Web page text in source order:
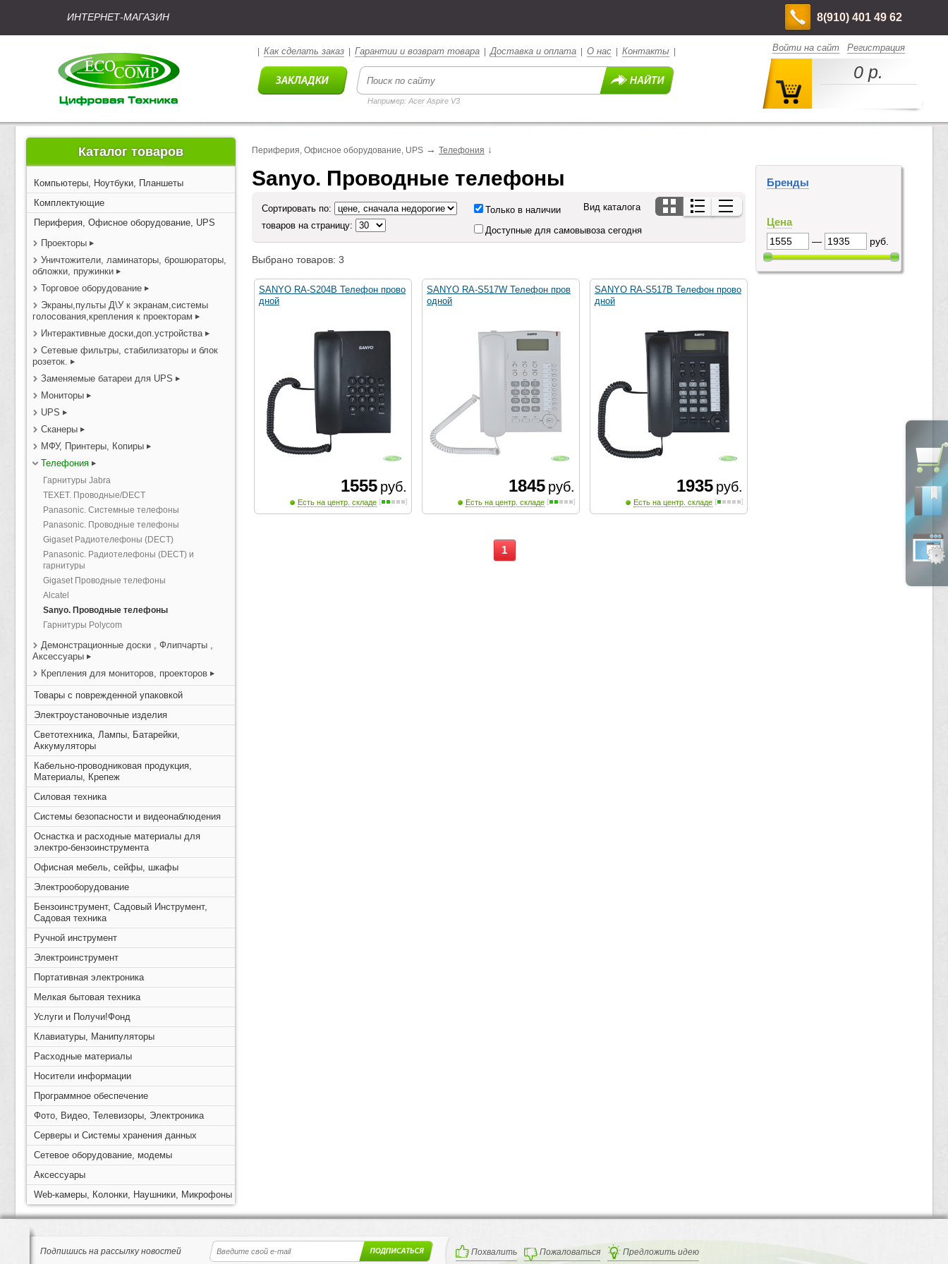
ИНТЕРНЕТ-МАГАЗИН 8(910) 401 49 62
Как сделать заказ Гарантии и возврат товара |Доставка и оплата О нас Контакты
Например: Acer Aspire V3
Войти на сайт Регистрация
0 р.
Каталог товаров
Компьютеры, Ноутбуки, Планшеты
Комплектующие
Периферия, Офисное оборудование, UPS
Проекторы
Уничтожители, ламинаторы, брошюраторы,
обложки, пружинки
Торговое оборудование
Экраны,пульты Д\У к экранам,системы
голосования,крепления к проекторам
Интерактивные доски,доп.устройства
Сетевые фильтры, стабилизаторы и блок
розеток.
Заменяемые батареи для UPS
Мониторы
UPS
Сканеры
МФУ, Принтеры, Копиры
Телефония
Гарнитуры Jabra
TEXET. Проводные/DECT
Panasonic. Системные телефоны
Panasonic. Проводные телефоны
Gigaset Радиотелефоны (DECT)
Panasonic. Радиотелефоны (DECT) и
гарнитуры
Gigaset Проводные телефоны
Alcatel
Sanyo. Проводные телефоны
Гарнитуры Polycom
Демонстрационные доски , Флипчарты ,
Аксессуары
Крепления для мониторов, проекторов
Товары с поврежденной упаковкой
Электроустановочные изделия
Светотехника, Лампы, Батарейки,
Аккумуляторы
Кабельно-проводниковая продукция,
Материалы, Крепеж
Силовая техника
Системы безопасности и видеонаблюдения
Оснастка и расходные материалы для
электро-бензоинструмента
Офисная мебель, сейфы, шкафы
Электрооборудование
Бензоинструмент, Садовый Инструмент,
Садовая техника
Ручной инструмент
Электроинструмент
Портативная электроника
Мелкая бытовая техника
Услуги и Получи!Фонд
Клавиатуры, Манипуляторы
Расходные материалы
Носители информации
Программное обеспечение
Фото, Видео, Телевизоры, Электроника
Серверы и Системы хранения данных
Сетевое оборудование, модемы
Аксессуары
Web-камеры, Колонки, Наушники, Микрофоны
Периферия, Офисное оборудование, UPS → Телефония ↓
Sanyo. Проводные телефоны
Сортировать по:
товаров на страницу:
Только в наличии
Доступные для самовывоза сегодня
Вид каталога
Выбрано товаров: 3
SANYO RA-S204B Телефон прово
дной
1555 руб.
Есть на центр. складе
SANYO RA-S517W Телефон пров
одной
1845 руб.
Есть на центр. складе
SANYO RA-S517B Телефон прово
дной
1935 руб.
Есть на центр. складе
1
Бренды
Цена
— руб.
Подпишись на рассылку новостей Похвалить Пожаловаться Предложить идею